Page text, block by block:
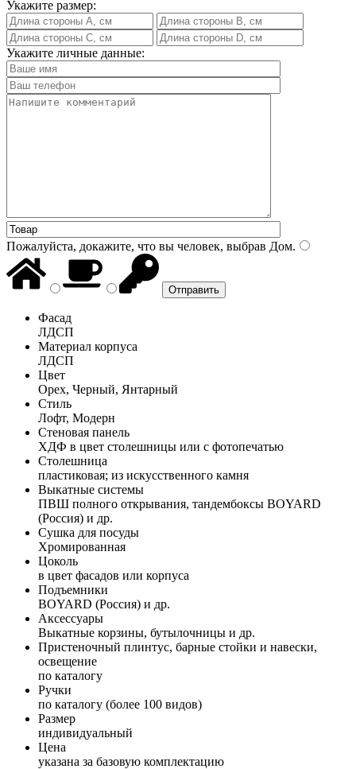
Укажите размер:
Укажите личные данные:
Пожалуйста, докажите, что вы человек, выбрав Дом.
Фасад
ЛДСП
Материал корпуса
ЛДСП
Цвет
Орех, Черный, Янтарный
Стиль
Лофт, Модерн
Стеновая панель
ХДФ в цвет столешницы или с фотопечатью
Столешница
пластиковая; из искусственного камня
Выкатные системы
ПВШ полного открывания, тандембоксы BOYARD
(Россия) и др.
Сушка для посуды
Хромированная
Цоколь
в цвет фасадов или корпуса
Подъемники
BOYARD (Россия) и др.
Аксессуары
Выкатные корзины, бутылочницы и др.
Пристеночный плинтус, барные стойки и навески,
освещение
по каталогу
Ручки
по каталогу (более 100 видов)
Размер
индивидуальный
Цена
указана за базовую комплектацию